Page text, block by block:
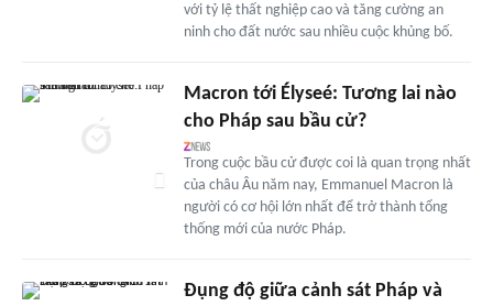
với tỷ lệ thất nghiệp cao và tăng cường an
ninh cho đất nước sau nhiều cuộc khủng bố.
Macron tới Élyseé: Tương lai nào
cho Pháp sau bầu cử?
Trong cuộc bầu cử được coi là quan trọng nhất
của châu Âu năm nay, Emmanuel Macron là
người có cơ hội lớn nhất để trở thành tổng
thống mới của nước Pháp.
Đụng độ giữa cảnh sát Pháp và